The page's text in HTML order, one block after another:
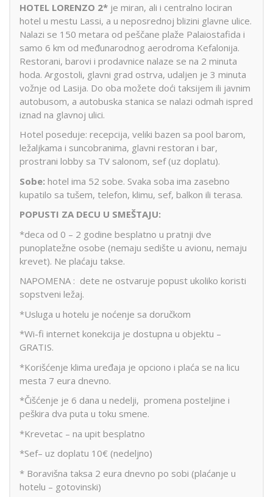
HOTEL LORENZO 2* je miran, ali i centralno lociran
hotel u mestu Lassi, a u neposrednoj blizini glavne ulice.
Nalazi se 150 metara od peščane plaže Palaiostafida i
samo 6 km od međunarodnog aerodroma Kefalonija.
Restorani, barovi i prodavnice nalaze se na 2 minuta
hoda. Argostoli, glavni grad ostrva, udaljen je 3 minuta
vožnje od Lasija. Do oba možete doći taksijem ili javnim
autobusom, a autobuska stanica se nalazi odmah ispred
iznad na glavnoj ulici.
Hotel poseduje: recepcija, veliki bazen sa pool barom,
ležaljkama i suncobranima, glavni restoran i bar,
prostrani lobby sa TV salonom, sef (uz doplatu).
Sobe: hotel ima 52 sobe. Svaka soba ima zasebno
kupatilo sa tušem, telefon, klimu, sef, balkon ili terasa.
POPUSTI ZA DECU U SMEŠTAJU:
*deca od 0 – 2 godine besplatno u pratnji dve
punoplatežne osobe (nemaju sedište u avionu, nemaju
krevet). Ne plaćaju takse.
NAPOMENA : dete ne ostvaruje popust ukoliko koristi
sopstveni ležaj.
*Usluga u hotelu je noćenje sa doručkom
*Wi-fi internet konekcija je dostupna u objektu –
GRATIS.
*Korišćenje klima uređaja je opciono i plaća se na licu
mesta 7 eura dnevno.
*Čišćenje je 6 dana u nedelji, promena posteljine i
peškira dva puta u toku smene.
*Krevetac – na upit besplatno
*Sef– uz doplatu 10€ (nedeljno)
* Boravišna taksa 2 eura dnevno po sobi (plaćanje u
hotelu – gotovinski)